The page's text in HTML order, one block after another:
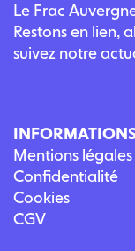
Le Frac
Restons en lien,
suivez notre
Mentions légales
Confidentialité
Cookies
CGV